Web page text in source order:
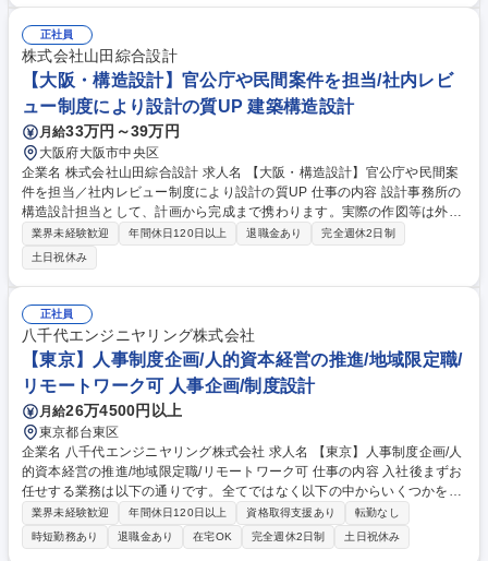
の折衝業務 【本ポジションの特徴】 多くの設計事務所では工程ごとに分
業化されていますが、当社では「全部やる」のが基本。入社半年～1年は
社長直下で業務を学び、2年目以降はプロジェクトリーダーとして、デザ
イン性の高い案件を牽引していただきます 募集職種 ★実務未経験/第二新
卒歓迎【東京/意匠設計】共同住宅/デザイン性の高い案件◎
正社員
株式会社山田綜合設計
【大阪・構造設計】官公庁や民間案件を担当/社内レビ
ュー制度により設計の質UP 建築構造設計
月給33万円～39万円
大阪府大阪市中央区
企業名 株式会社山田綜合設計 求人名 【大阪・構造設計】官公庁や民間案
件を担当／社内レビュー制度により設計の質UP 仕事の内容 設計事務所の
構造設計担当として、計画から完成まで携わります。実際の作図等は外部
へ依頼するため、基本方針の決定や構造計算書・完成図面の確認、施主へ
の構造種別の決定・提案等の上流業務をお任せします。 ■案件における建
築構造設計の基本方針の決定 ■協力事務所が作成した構造計算書や構造図
面の確認・修正指示 ■施主との打ち合わせ、構造種別の決定や杭工法の選
定・提案 ■独自のデザインレビュー制度に基づく、機能面を考慮した品質
管理・検証 ※チームで案件を担当し、小規模から１万平米超の大規模プロ
ジェクトまで、スキルに合わせて段階的にお任せします。 募集職種 【大
阪・構造設計】官公庁や民間案件を担当／社内レビュー制度により設計の
質UP
業界未経験歓迎 年間休日120日以上 退職金あり
完全週休2日制
土日祝休み
正社員
八千代エンジニヤリング株式会社
【東京】人事制度企画/人的資本経営の推進/地域限定職/
リモートワーク可 人事企画/制度設計
月給26万4500円以上
東京都台東区
企業名 八千代エンジニヤリング株式会社 求人名 【東京】人事制度企画/人
的資本経営の推進/地域限定職/リモートワーク可 仕事の内容 入社後まずお
任せする業務は以下の通りです。全てではなく以下の中からいくつかをお
任せ致します。 【退職金制度の企画・運用】■確定給付企業年金（DB）、
企業型確定拠出年金（DC）、会社一時金等の退職ポイント制度の企画・
運営【人事データマネジメント・管理業務】■人事システムを活用した正
業界未経験歓迎 年間休日120日以上 資格取得支援あり
転勤なし
時短勤務あり
退職金あり 在宅OK 完全週休2日制 土日祝休み